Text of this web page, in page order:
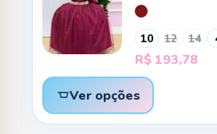
10 12 14
R$ 193,78
Ver opções